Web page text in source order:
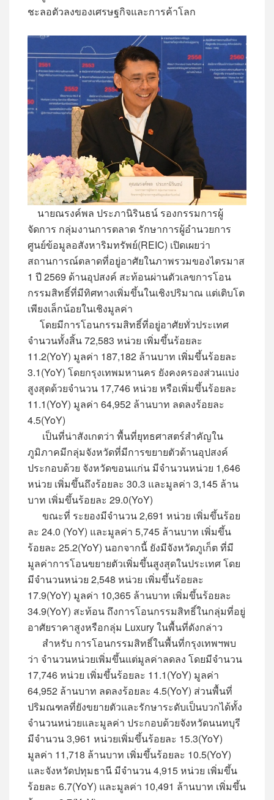
ชะลอตัวลงของเศรษฐกิจและการค้าโลก
นายณรงค์พล ประภานิรินธน์ รองกรรมการผู้
จัดการ กลุ่มงานการตลาด รักษาการผู้อำนวยการ
ศูนย์ข้อมูลอสังหาริมทรัพย์(REIC) เปิดเผยว่า
สถานการณ์ตลาดที่อยู่อาศัยในภาพรวมของไตรมาส
1 ปี 2569 ด้านอุปสงค์ สะท้อนผ่านตัวเลขการโอน
กรรมสิทธิ์ที่มีทิศทางเพิ่มขึ้นในเชิงปริมาณ แต่เติบโต
เพียงเล็กน้อยในเชิงมูลค่า
โดยมีการโอนกรรมสิทธิ์ที่อยู่อาศัยทั่วประเทศ
จำนวนทั้งสิ้น 72,583 หน่วย เพิ่มขึ้นร้อยละ
11.2(YoY) มูลค่า 187,182 ล้านบาท เพิ่มขึ้นร้อยละ
3.1(YoY) โดยกรุงเทพมหานคร ยังคงครองส่วนแบ่ง
สูงสุดด้วยจำนวน 17,746 หน่วย หรือเพิ่มขึ้นร้อยละ
11.1(YoY) มูลค่า 64,952 ล้านบาท ลดลงร้อยละ
4.5(YoY)
เป็นที่น่าสังเกตว่า พื้นที่ยุทธศาสตร์สำคัญใน
ภูมิภาคมีกลุ่มจังหวัดที่มีการขยายตัวด้านอุปสงค์
ประกอบด้วย จังหวัดขอนแก่น มีจำนวนหน่วย 1,646
หน่วย เพิ่มขึ้นถึงร้อยละ 30.3 และมูลค่า 3,145 ล้าน
บาท เพิ่มขึ้นร้อยละ 29.0(YoY)
ขณะที่ ระยองมีจำนวน 2,691 หน่วย เพิ่มขึ้นร้อย
ละ 24.0 (YoY) และมูลค่า 5,745 ล้านบาท เพิ่มขึ้น
ร้อยละ 25.2(YoY) นอกจากนี้ ยังมีจังหวัดภูเก็ต ที่มี
มูลค่าการโอนขยายตัวเพิ่มขึ้นสูงสุดในประเทศ โดย
มีจำนวนหน่วย 2,548 หน่วย เพิ่มขึ้นร้อยละ
17.9(YoY) มูลค่า 10,365 ล้านบาท เพิ่มขึ้นร้อยละ
34.9(YoY) สะท้อน ถึงการโอนกรรมสิทธิ์ในกลุ่มที่อยู่
อาศัยราคาสูงหรือกลุ่ม Luxury ในพื้นที่ดังกล่าว
สำหรับ การโอนกรรมสิทธิ์ในพื้นที่กรุงเทพฯพบ
ว่า จำนวนหน่วยเพิ่มขึ้นแต่มูลค่าลดลง โดยมีจำนวน
17,746 หน่วย เพิ่มขึ้นร้อยละ 11.1(YoY) มูลค่า
64,952 ล้านบาท ลดลงร้อยละ 4.5(YoY) ส่วนพื้นที่
ปริมณฑลที่ยังขยายตัวและรักษาระดับเป็นบวกได้ทั้ง
จำนวนหน่วยและมูลค่า ประกอบด้วยจังหวัดนนทบุรี
มีจำนวน 3,961 หน่วยเพิ่มขึ้นร้อยละ 15.3(YoY)
มูลค่า 11,718 ล้านบาท เพิ่มขึ้นร้อยละ 10.5(YoY)
และจังหวัดปทุมธานี มีจำนวน 4,915 หน่วย เพิ่มขึ้น
ร้อยละ 6.7(YoY) และมูลค่า 10,491 ล้านบาท เพิ่มขึ้น